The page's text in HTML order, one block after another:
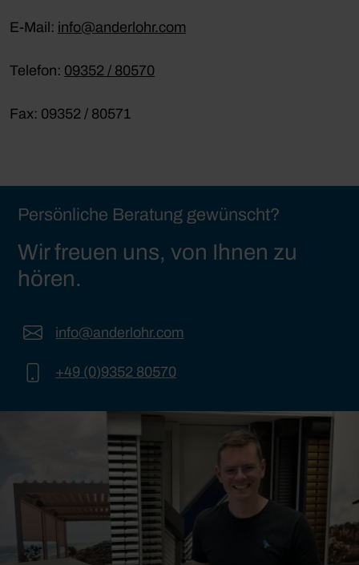
E-Mail: info@anderlohr.com
Telefon: 09352 / 80570
Fax: 09352 / 80571
Persönliche Beratung gewünscht?
Wir freuen uns, von Ihnen zu
hören.
info@anderlohr.com
+49 (0)9352 80570